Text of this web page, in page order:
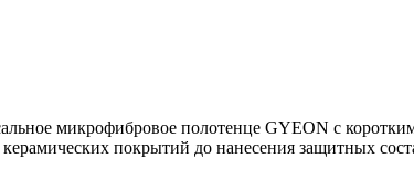
микрофибровое полотенце GYEON с
покрытий до нанесения защитных